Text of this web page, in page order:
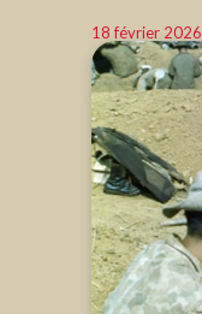
18 février 2026